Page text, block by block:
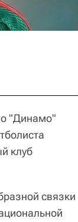
"Динамо"
клуб
связки